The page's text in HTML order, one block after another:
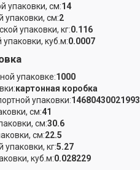
упаковки, см:14
упаковки, см:2
упаковки, кг:0.116
куб.м:0.0007
упаковке:1000
картонная коробка
упаковки:14680430021993
см:41
см:30.6
см:22.5
упаковки, кг:5.27
куб.м:0.028229